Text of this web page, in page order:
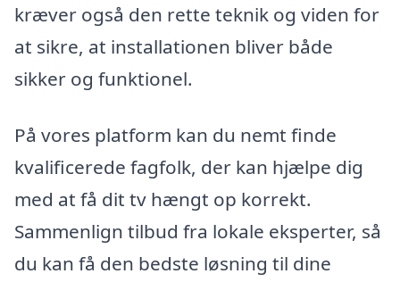
kræver også den rette teknik og viden for
at sikre, at installationen bliver både
sikker og funktionel.
På vores platform kan du nemt finde
kvalificerede fagfolk, der kan hjælpe dig
med at få dit tv hængt op korrekt.
Sammenlign tilbud fra lokale eksperter, så
du kan få den bedste løsning til dine